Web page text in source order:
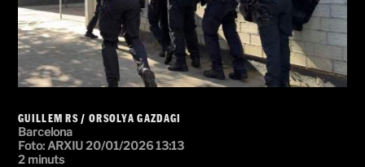
GUILLEM RS / ORSOLYA GAZDAGI
Barcelona
Foto: ARXIU20/01/2026 13:13
2 minuts